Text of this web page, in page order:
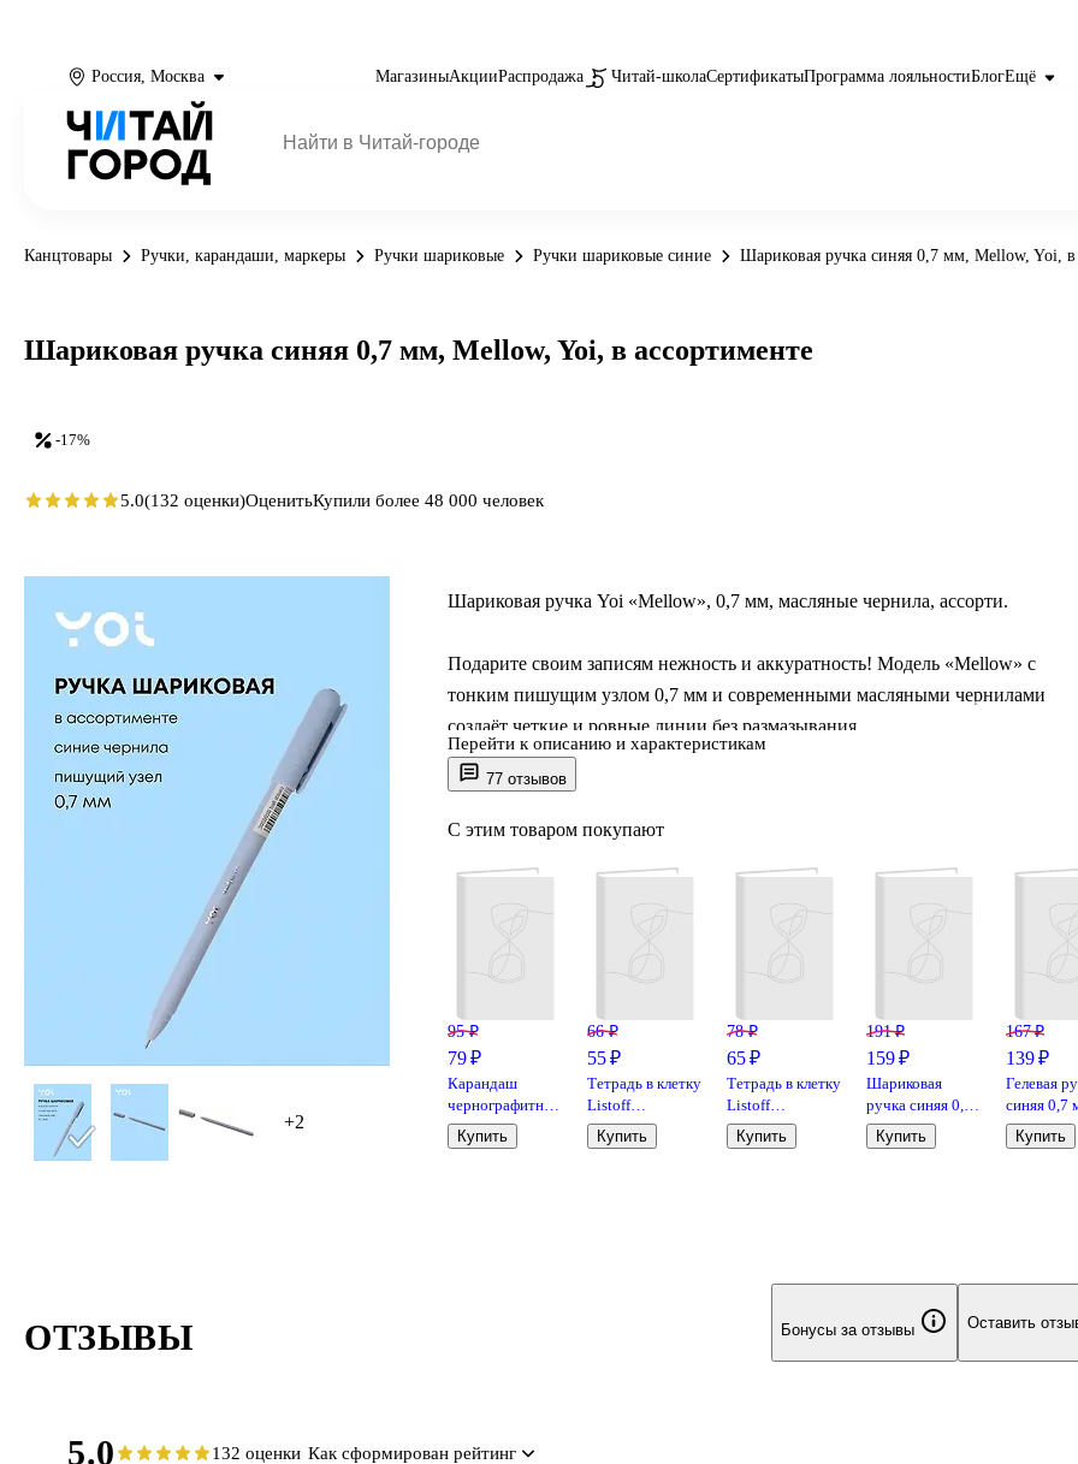
Россия, Москва МагазиныАкцииРаспродажа Читай-школаСертификатыПрограмма лояльностиБлогЕщё
Канцтовары Ручки, карандаши, маркеры Ручки шариковые Ручки шариковые синие Шариковая ручка синяя 0,7 мм, Mellow, Yoi, в
+2
77 отзывов
Шариковая ручка Yoi «Mellow», 0,7 мм, масляные чернила, ассорти.
Подарите своим записям нежность и аккуратность! Модель «Mellow» с
тонким пишущим узлом 0,7 мм и современными масляными чернилами
создаёт четкие и ровные линии без размазывания.
Нежные оттенки корпуса поднимут настроение, а лёгкое скольжение по
бумаге превратит письмо в настоящее удовольствие. Учтите, что вы можете
представлен в ассортименте без возможности выбора.
Мы в Читай-городе создали Yoi, чтобы предложить вам п
Перейти к описанию и характеристикам
С этим товаром покупают
95 ₽
79 ₽
Карандаш
чернографитный
с ластиком
«Metallic», Yoi,
Купить
66 ₽
55 ₽
Тетрадь в клетку
Listoff
«Классическая
серия» в
Купить
78 ₽
65 ₽
Тетрадь в клетку
Listoff
«Классическая
серия» в
Купить
191 ₽
159 ₽
Шариковая
ручка синяя 0,7
мм, BPS-GP-F L,
Pilot
Купить
167 ₽
139 ₽
Гелевая
синяя 0,7
Spring, Yoi,
Купить
-17%
Шариковая ручка синяя 0,7 мм, Mellow, Yoi, в ассортименте
5.0(132 оценки)ОценитьКупили более 48 000 человек
ОТЗЫВЫ Бонусы за отзывы Оставить
5.0 132 оценки Как сформирован рейтинг